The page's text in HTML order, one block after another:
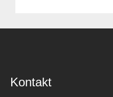
Kontakt